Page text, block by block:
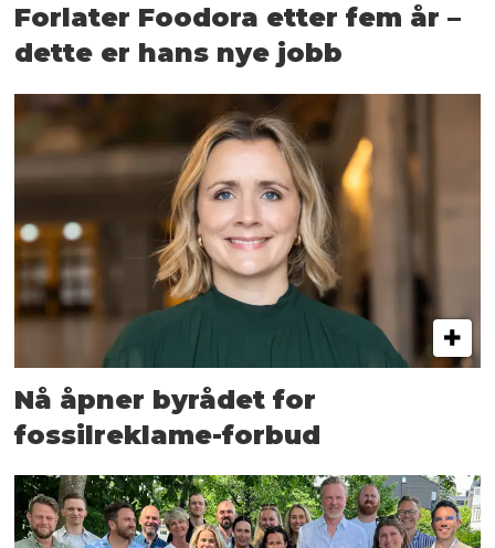
Forlater Foodora etter fem år –
dette er hans nye jobb
Nå åpner byrådet for
fossilreklame-forbud